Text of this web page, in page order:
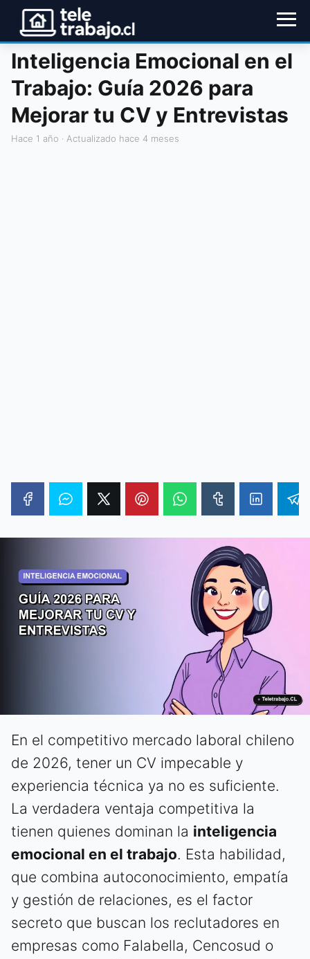
Inteligencia Emocional en el
Trabajo: Guía 2026 para
Mejorar tu CV y Entrevistas
hace 1 año · Actualizado hace 4 meses
En el competitivo mercado laboral chileno
de 2026, tener un CV impecable y
experiencia técnica ya no es suficiente.
La verdadera ventaja competitiva la
tienen quienes dominan la inteligencia
emocional en el trabajo. Esta habilidad,
que combina autoconocimiento, empatía
y gestión de relaciones, es el factor
secreto que buscan los reclutadores en
empresas como Falabella, Cencosud o